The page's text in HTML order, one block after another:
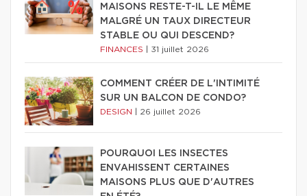
MAISONS RESTE-T-IL LE MÊME
MALGRÉ UN TAUX DIRECTEUR
STABLE OU QUI DESCEND?
FINANCES 31 juillet 2026
COMMENT CRÉER DE L'INTIMITÉ
SUR UN BALCON DE CONDO?
DESIGN 26 juillet 2026
POURQUOI LES INSECTES
ENVAHISSENT CERTAINES
MAISONS PLUS QUE D'AUTRES